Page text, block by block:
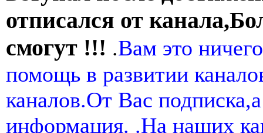
отписался от
смогут !!! .Вам это
помощь в развитии
каналов.От Вас
информация. .На наших